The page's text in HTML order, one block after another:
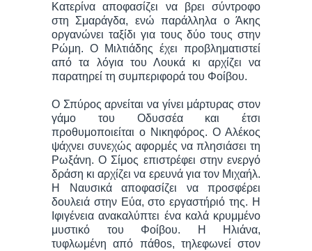
Κατερίνα αποφασίζει να βρει σύντροφο
στη Σμαράγδα, ενώ παράλληλα ο Άκης
οργανώνει ταξίδι για τους δύο τους στην
Ρώμη. Ο Μιλτιάδης έχει προβληματιστεί
από τα λόγια του Λουκά κι αρχίζει να
παρατηρεί τη συμπεριφορά του Φοίβου.
Ο Σπύρος αρνείται να γίνει μάρτυρας στον
γάμο του Οδυσσέα και έτσι
προθυμοποιείται ο Νικηφόρος. Ο Αλέκος
ψάχνει συνεχώς αφορμές να πλησιάσει τη
Ρωξάνη. Ο Σίμος επιστρέφει στην ενεργό
δράση κι αρχίζει να ερευνά για τον Μιχαήλ.
Η Ναυσικά αποφασίζει να προσφέρει
δουλειά στην Εύα, στο εργαστήριό της. Η
Ιφιγένεια ανακαλύπτει ένα καλά κρυμμένο
μυστικό του Φοίβου. Η Ηλιάνα,
τυφλωμένη από πάθos, τηλεφωνεί στον